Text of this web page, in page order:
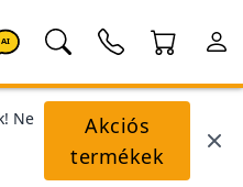
AI
Ne
Akciós
termékek